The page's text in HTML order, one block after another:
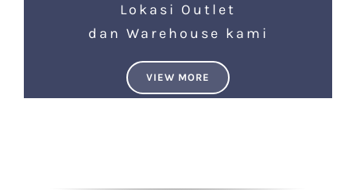
Lokasi Outlet
dan Warehouse kami
VIEW MORE